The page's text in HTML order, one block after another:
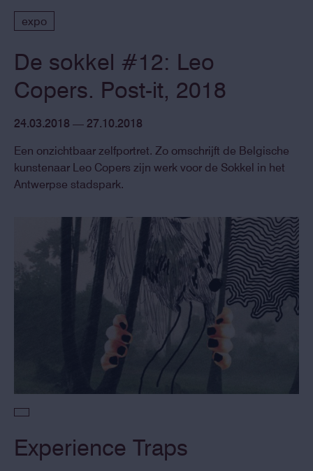
expo
De sokkel #12: Leo
Copers. Post-it, 2018
24.03.2018 — 27.10.2018
Een onzichtbaar zelfportret. Zo omschrijft de Belgische
kunstenaar Leo Copers zijn werk voor de Sokkel in het
Antwerpse stadspark.
Experience Traps